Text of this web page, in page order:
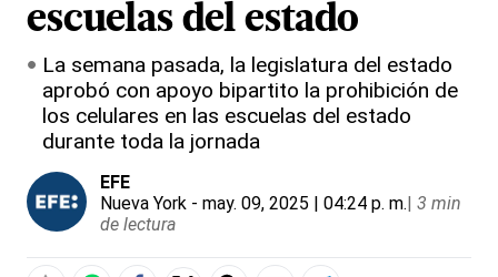
escuelas del estado
La semana pasada, la legislatura del estado
aprobó con apoyo bipartito la prohibición de
los celulares en las escuelas del estado
durante toda la jornada
EFE
Nueva York - may. 09, 2025 | 04:24 p. m.| 3 min
de lectura